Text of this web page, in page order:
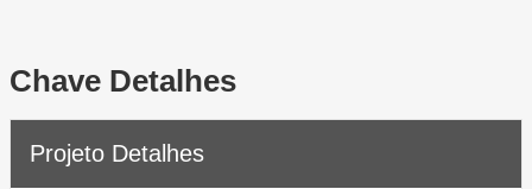
Chave Detalhes
Projeto Detalhes